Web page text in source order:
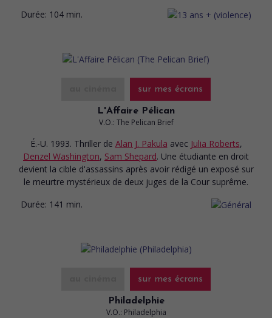
Durée: 104 min.
sur mes écrans
L'Affaire Pélican
V.O.: The Pelican Brief
É.-U. 1993. Thriller de Alan J. Pakula avec Julia Roberts,
Denzel Washington, Sam Shepard. Une étudiante en droit
devient la cible d'assassins après avoir rédigé un exposé sur
le meurtre mystérieux de deux juges de la Cour suprême.
Durée: 141 min.
sur mes écrans
Philadelphie
V.O.: Philadelphia